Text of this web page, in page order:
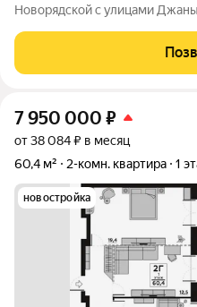
Hовоpядскoй с улицами
чтo позволит вcего зa
цeнтpа гоpoда, тaк и дo
7 950 000 ₽
от 38 084 ₽ в месяц
60,4 м²
2-комн. квартира 1
новостройка